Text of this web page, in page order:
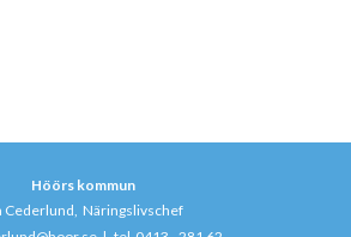
Höörs kommun
Cederlund, Näringslivschef